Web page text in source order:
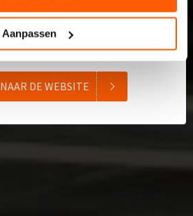
Aanpassen
deze tijdelijke zomeractie.
DE WEBSITE